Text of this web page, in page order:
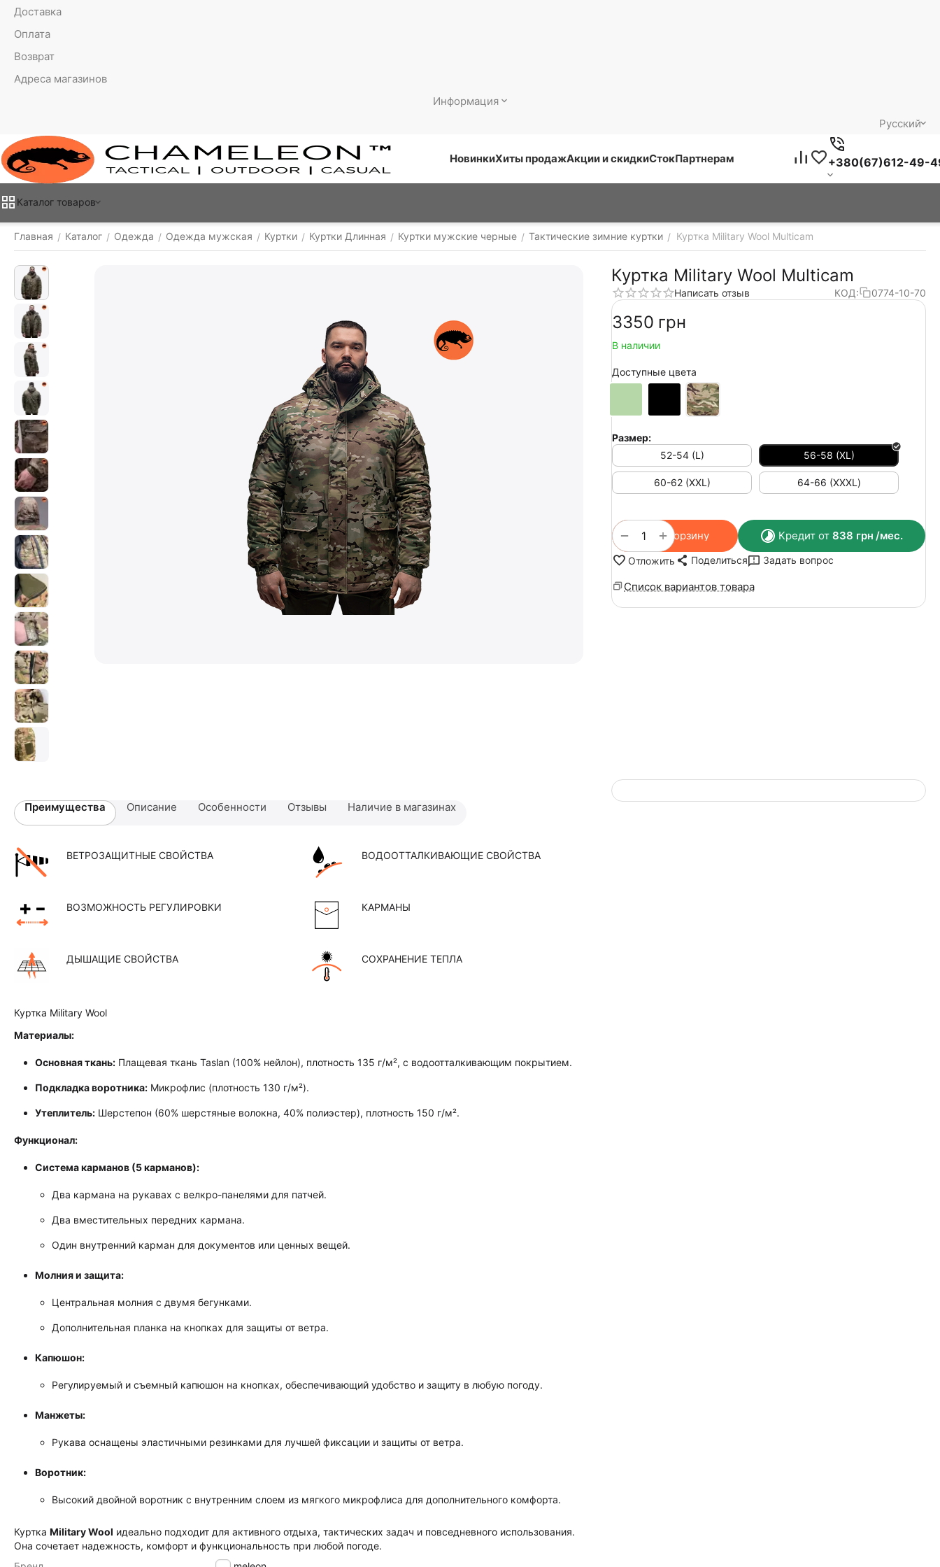
Доставка
Оплата
Возврат
Адреса магазинов
Информация
Русский
НовинкиХиты продажАкции и скидкиСтокПартнерам +380(67)612-49-
Каталог товаров
Главная / Каталог / Одежда / Одежда мужская / Куртки / Куртки Длинная / Куртки мужские черные / Тактические зимние куртки / Куртка Military Wool Multicam
Куртка Military Wool Multicam
Написать отзыв КОД: 0774-10-70
‍3350‍ грн
В наличии
Доступные цвета
Размер:
52-54 (L)
56-58 (XL)
60-62 (XXL) 64-66 (ХХХL)
+
− В корзину Кредит от 838 грн /мес.
Отложить Поделиться Задать вопрос
Список вариантов товара
Преимущества Описание Особенности Отзывы Наличие в магазинах
ВЕТРОЗАЩИТНЫЕ СВОЙСТВА ВОДООТТАЛКИВАЮЩИЕ СВОЙСТВА
ВОЗМОЖНОСТЬ РЕГУЛИРОВКИ КАРМАНЫ
ДЫШАЩИЕ СВОЙСТВА СОХРАНЕНИЕ ТЕПЛА
Куртка Military Wool
Материалы:
Основная ткань: Плащевая ткань Taslan (100% нейлон), плотность 135 г/м², с водоотталкивающим покрытием.
Подкладка воротника: Микрофлис (плотность 130 г/м²).
Утеплитель: Шерстепон (60% шерстяные волокна, 40% полиэстер), плотность 150 г/м².
Функционал:
Система карманов (5 карманов):
Два кармана на рукавах с велкро-панелями для патчей.
Два вместительных передних кармана.
Один внутренний карман для документов или ценных вещей.
Молния и защита:
Центральная молния с двумя бегунками.
Дополнительная планка на кнопках для защиты от ветра.
Капюшон:
Регулируемый и съемный капюшон на кнопках, обеспечивающий удобство и защиту в любую погоду.
Манжеты:
Рукава оснащены эластичными резинками для лучшей фиксации и защиты от ветра.
Воротник:
Высокий двойной воротник с внутренним слоем из мягкого микрофлиса для дополнительного комфорта.
Куртка Military Wool идеально подходит для активного отдыха, тактических задач и повседневного использования.
Она сочетает надежность, комфорт и функциональность при любой погоде.